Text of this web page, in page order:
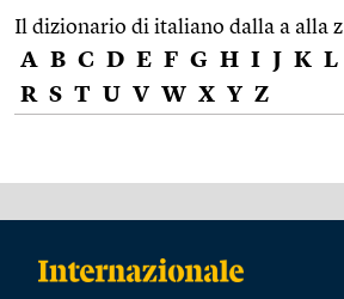
Il dizionario di italiano dalla a alla z
A B C D E F G H I J K L
R S T U V W X Y Z